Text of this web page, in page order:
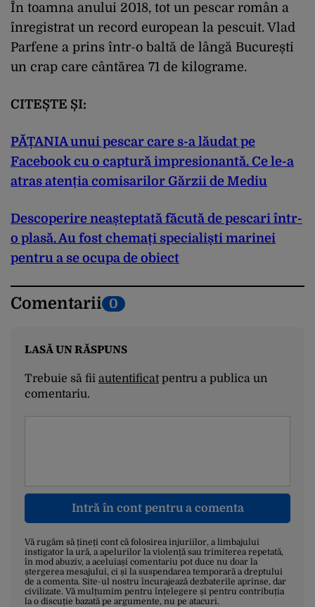
În toamna anului 2018, tot un pescar român a
înregistrat un record european la pescuit. Vlad
Parfene a prins într-o baltă de lângă București
un crap care cântărea 71 de kilograme.
CITEȘTE ȘI:
PĂȚANIA unui pescar care s-a lăudat pe
Facebook cu o captură impresionantă. Ce le-a
atras atenția comisarilor Gărzii de Mediu
Descoperire neașteptată făcută de pescari într-
o plasă. Au fost chemați specialiști marinei
pentru a se ocupa de obiect
Comentarii 0
LASĂ UN RĂSPUNS
Trebuie să fii autentificatpentru a publica un
comentariu.
Intră în cont pentru a comenta
Vă rugăm să țineți cont că folosirea injuriilor, a limbajului
instigator la ură, a apelurilor la violență sau trimiterea repetată,
în mod abuziv, a aceluiași comentariu pot duce nu doar la
ștergerea mesajului, ci și la suspendarea temporară a dreptului
de a comenta. Site-ul nostru încurajează dezbaterile aprinse, dar
civilizate. Vă mulțumim pentru înțelegere și pentru contribuția
la o discuție bazată pe argumente, nu pe atacuri.